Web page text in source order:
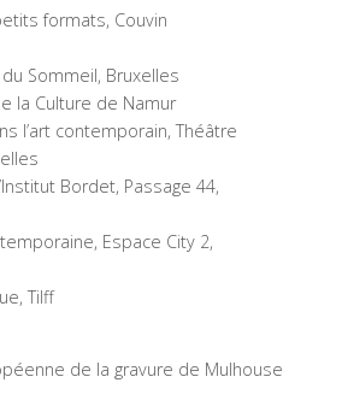
formats, Couvin
Sommeil, Bruxelles
la Culture de Namur
l’art contemporain, Théâtre
Bordet, Passage 44,
Espace City 2,
Tilff
de la gravure de Mulhouse